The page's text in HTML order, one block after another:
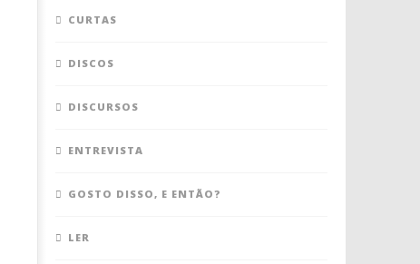
CURTAS
DISCOS
DISCURSOS
ENTREVISTA
GOSTO DISSO, E ENTÃO?
LER